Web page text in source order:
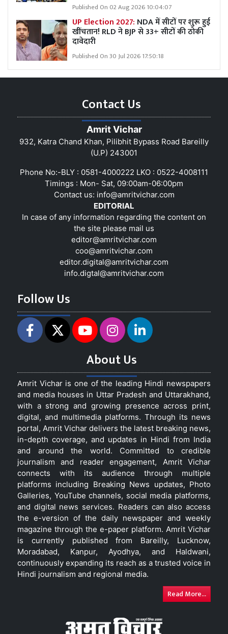
Published On 02 Aug 2026 10:04:07
UP Election 2027: NDA में सीटों पर शुरू हुई
खींचतान! RLD ने BJP से 33+ सीटों की ठोकी
दावेदारी
Published On 30 Jul 2026 17:50:18
Contact Us
Amrit Vichar
932, Katra Chand Khan, Pilibhit Bypass Road Bareilly
(U.P) 243001
Phone No:-BLY : 0581-4000222 LKO : 0522-4008111
Timings : Mon- Sat, 09:00am-06:00pm
Contact us: info@amritvichar.com
EDITORIAL
In case of any information regarding the content on
the site please mail us
editor@amritvichar.com
coo@amritvichar.com
editor.digital@amritvichar.com
info.digtal@amritvichar.com
Follow Us
About Us
Amrit Vichar is one of the leading Hindi newspapers
and media houses in Uttar Pradesh and Uttarakhand,
with a strong and growing presence across print,
digital, and multimedia platforms. Through its news
portal, Amrit Vichar delivers the latest breaking news,
in-depth coverage, and updates in Hindi from India
and around the world. Committed to credible
journalism and reader engagement, Amrit Vichar
connects with its audience through multiple
platforms including Breaking News updates, Photo
Galleries, YouTube channels, social media platforms,
and digital news services. Readers can also access
the e-version of the daily newspaper and weekly
magazine through the e-paper platform. Amrit Vichar
is currently published from Bareilly, Lucknow,
Moradabad, Kanpur, Ayodhya, and Haldwani,
continuously expanding its reach as a trusted voice in
Hindi journalism and regional media.
Read More...